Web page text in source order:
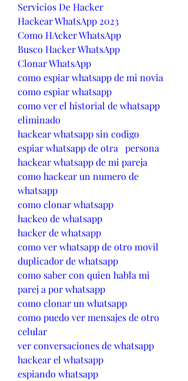
Servicios De Hacker
Hackear WhatsApp 2023
Como HAcker WhatsApp
Busco Hacker WhatsApp
Clonar WhatsApp
como espiar whatsapp de mi novia
como espiar whatsapp
como ver el historial de whatsapp
eliminado
hackear whatsapp sin codigo
espiar whatsapp de otra   persona
hackear whatsapp de mi pareja
como hackear un numero de
whatsapp
como clonar whatsapp
hackeo de whatsapp
hacker de whatsapp
como ver whatsapp de otro movil
duplicador de whatsapp
como saber con quien habla mi
parej a por whatsapp
como clonar un whatsapp
como puedo ver mensajes de otro
celular
ver conversaciones de whatsapp
hackear el whatsapp
espiando whatsapp